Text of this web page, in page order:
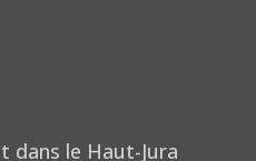
dans le Haut-Jura